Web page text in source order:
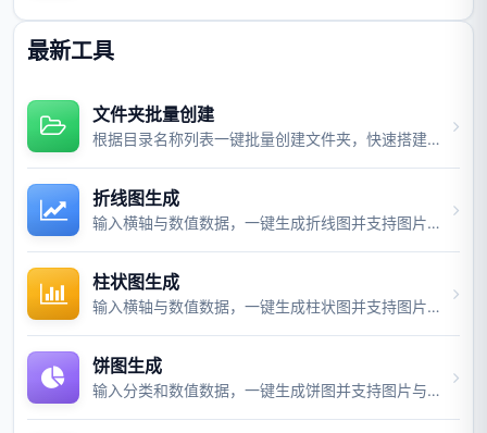
最新工具
文件夹批量创建
根据目录名称列表一键批量创建文件夹，快速搭建项目目录结构。
折线图生成
输入横轴与数值数据，一键生成折线图并支持图片与视频导出。
柱状图生成
输入横轴与数值数据，一键生成柱状图并支持图片与视频导出。
饼图生成
输入分类和数值数据，一键生成饼图并支持图片与视频导出。